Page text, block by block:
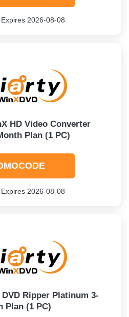
Expires 2026-08-08
HD Video Converter
Plan (1 PC)
Expires 2026-08-08
Ripper Platinum 3-
Plan (1 PC)